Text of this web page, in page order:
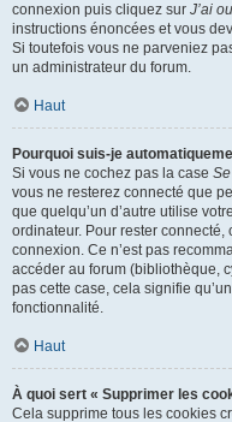
connexion puis cliquez sur J’ai
instructions énoncées et vous
Si toutefois vous ne parveniez
un administrateur du forum.
Haut
Pourquoi suis-je
Si vous ne cochez pas la case
vous ne resterez connecté que
que quelqu’un d’autre utilise
ordinateur. Pour rester connecté,
connexion. Ce n’est pas
accéder au forum (bibliothèque,
pas cette case, cela signifie
fonctionnalité.
Haut
À quoi sert « Supprimer les
Cela supprime tous les cookies